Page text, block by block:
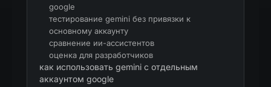
google
тестирование gemini без привязки к
основному аккаунту
сравнение ии-ассистентов
оценка для разработчиков
как использовать gemini с отдельным
аккаунтом google